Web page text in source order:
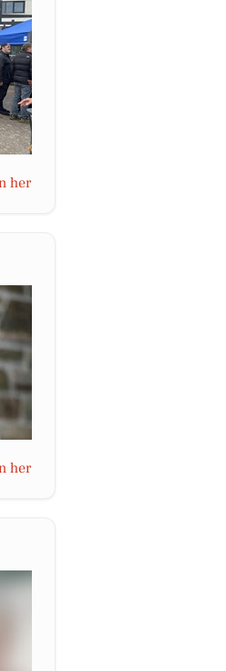
her
her